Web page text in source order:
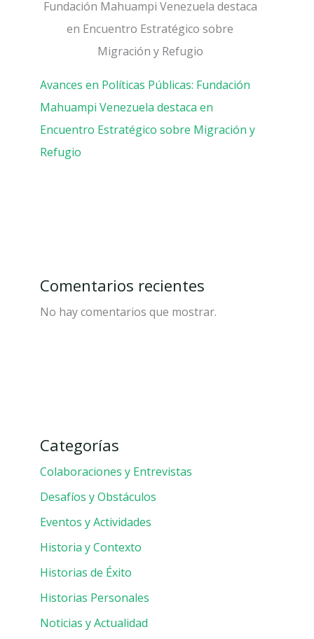
Avances en Políticas Públicas: Fundación
Mahuampi Venezuela destaca en
Encuentro Estratégico sobre Migración y
Refugio
Comentarios recientes
No hay comentarios que mostrar.
Categorías
Colaboraciones y Entrevistas
Desafíos y Obstáculos
Eventos y Actividades
Historia y Contexto
Historias de Éxito
Historias Personales
Noticias y Actualidad